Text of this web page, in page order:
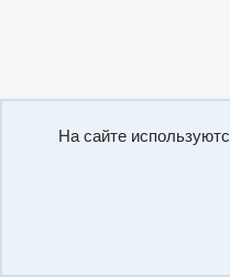
На сайте